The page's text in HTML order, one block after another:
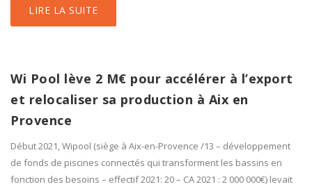
LIRE LA SUITE
Wi Pool lève 2 M€ pour accélérer à l’export
et relocaliser sa production à Aix en
Provence
Début 2021, Wipool (siège à Aix-en-Provence /13 – développement
de fonds de piscines connectés qui transforment les bassins en
fonction des besoins – effectif 2021: 20 – CA 2021 : 2 000 000€) levait